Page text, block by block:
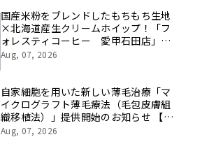
国産米粉をブレンドしたもちもち生地
×北海道産生クリームホイップ！「フ
ォレスティコーヒー 愛甲石田店」に
て、８月１７日（月）からクレープ販
Aug, 07, 2026
自家細胞を用いた新しい薄毛治療「マ
イクログラフト薄毛療法（毛包皮膚組
織移植法）」提供開始のお知らせ 【医
療法人社団 青真会 青山エルクリニ
Aug, 07, 2026